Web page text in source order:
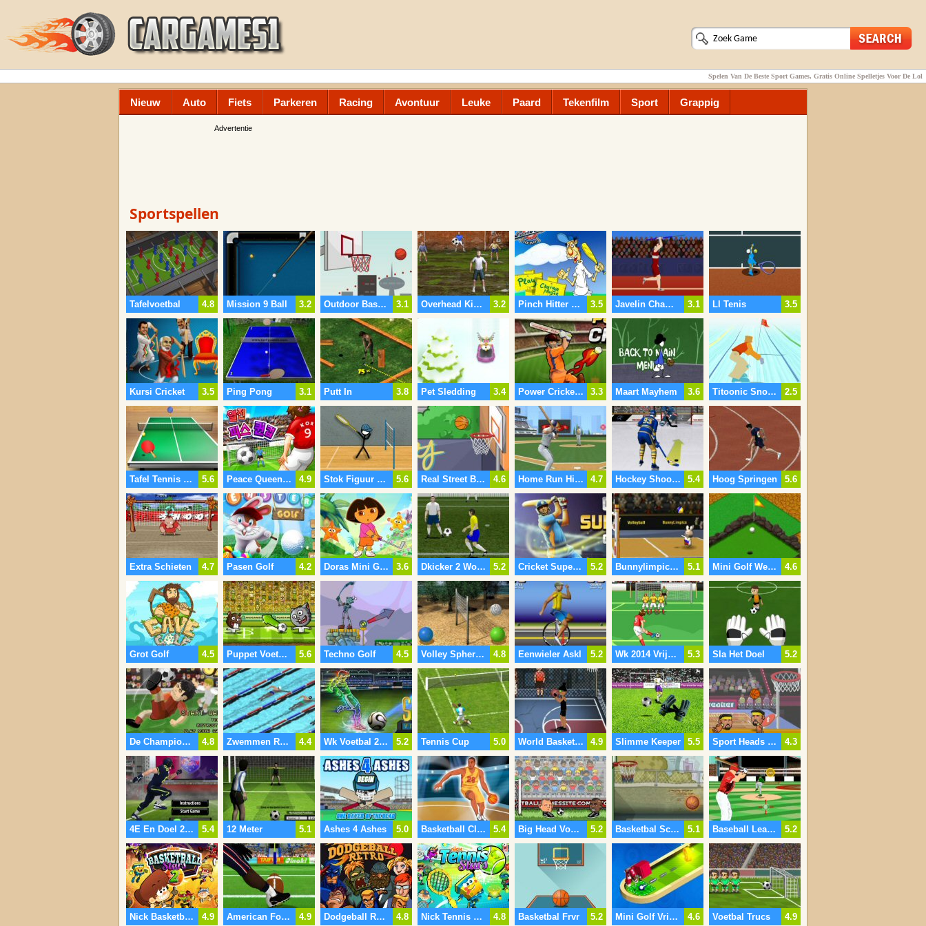
Spelen Van De Beste Sport Games, Gratis Online Spelletjes Voor De Lol
Nieuw Auto Fiets Parkeren Racing Avontuur Leuke Paard Tekenfilm Sport Grappig
Advertentie
Sportspellen
4.8
Tafelvoetbal 3.2
Mission 9 Ball 3.1
Outdoor Basketbal 3.2
Overhead Kick Kampioen 3.5
Pinch Hitter Home Run Hero 3.1
Javelin Champion 3.5
Ll Tenis
3.5
Kursi Cricket 3.1
Ping Pong 3.8
Putt In 3.4
Pet Sledding 3.3
Power Cricket T20 3.6
Maart Mayhem 2.5
Titoonic Snowboard
5.6
Tafel Tennis World Tour 4.9
Peace Queen Cup-Korea 5.6
Stok Figuur Badminton 3 4.6
Real Street Basketbal 4.7
Home Run Hitter 5.4
Hockey Shootout 5.6
Hoog Springen
4.7
Extra Schieten 4.2
Pasen Golf 3.6
Doras Mini Golf 5.2
Dkicker 2 World Cup 5.2
Cricket Super Zessen Uitdaging 5.1
Bunnylimpics Volleybal 4.6
Mini Golf Wereld
4.5
Grot Golf 5.6
Puppet Voetbal Dierentuin 4.5
Techno Golf 4.8
Volley Spheres V2 5.2
Eenwieler Askl 5.3
Wk 2014 Vrije Schop 5.2
Sla Het Doel
4.8
De Champions 07 4.4
Zwemmen Race 5.2
Wk Voetbal 2016 5.0
Tennis Cup 4.9
World Basketball Cup 5.5
Slimme Keeper 4.3
Sport Heads Basketbal
5.4
4E En Doel 2015 5.1
12 Meter 5.0
Ashes 4 Ashes 5.4
Basketball Classic 5.2
Big Head Voetbal 5.1
Basketbal Schieten 5.2
Baseball League Championship
4.9
Nick Basketbal 2 Sterren 4.9
American Football Kicks 4.8
Dodgeball Retro 4.8
Nick Tennis Sterren 5.2
Basketbal Frvr 4.6
Mini Golf Vrienden 4.9
Voetbal Trucs